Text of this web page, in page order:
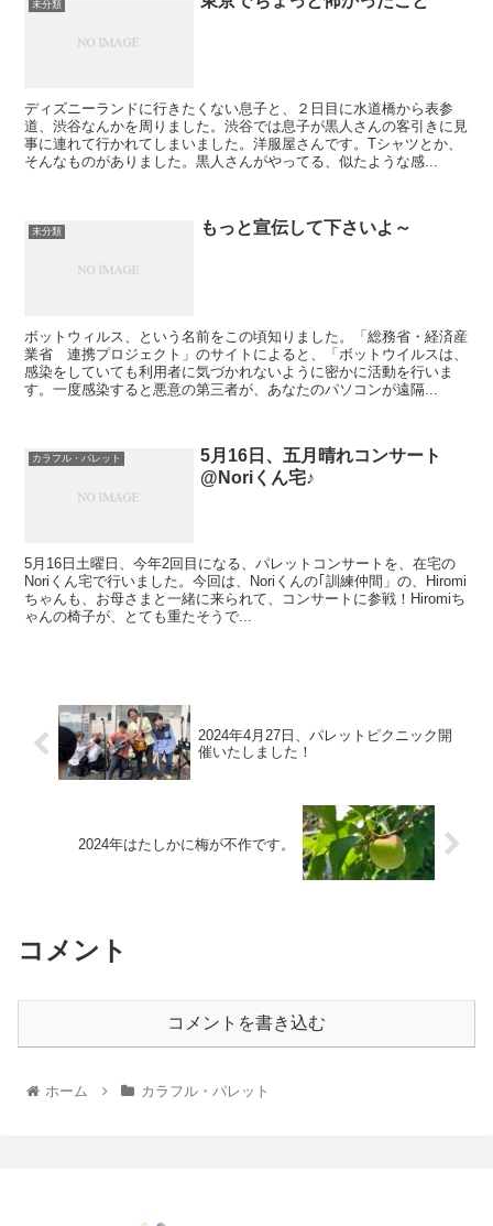
未分類
ディズニーランドに行きたくない息子と、２日目に水道橋から表参
道、渋谷なんかを周りました。渋谷では息子が黒人さんの客引きに見
事に連れて行かれてしまいました。洋服屋さんです。Tシャツとか、
そんなものがありました。黒人さんがやってる、似たような感...
未分類 もっと宣伝して下さいよ～
ボットウィルス、という名前をこの頃知りました。「総務省・経済産
業省 連携プロジェクト」のサイトによると、「ボットウイルスは、
感染をしていても利用者に気づかれないように密かに活動を行いま
す。一度感染すると悪意の第三者が、あなたのパソコンが遠隔...
カラフル・パレット
5月16日、五月晴れコンサート
@Noriくん宅♪
5月16日土曜日、今年2回目になる、パレットコンサートを、在宅の
Noriくん宅で行いました。今回は、Noriくんの｢訓練仲間」の、Hiromi
ちゃんも、お母さまと一緒に来られて、コンサートに参戦！Hiromiち
ゃんの椅子が、とても重たそうで...
2024年4月27日、パレットピクニック開
催いたしました！
2024年はたしかに梅が不作です。
コメント
コメントを書き込む
ホーム カラフル・パレット